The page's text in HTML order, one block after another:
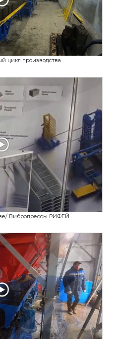
руками: укрытие из